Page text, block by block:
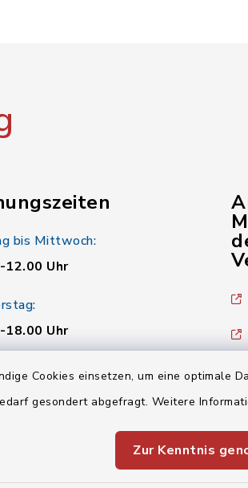
Cookies einsetzen, um eine optimale
gesondert abgefragt. Weitere
Zur Kenntnis
bis Mittwoch:
12.00 Uhr
18.00 Uhr
Uhr